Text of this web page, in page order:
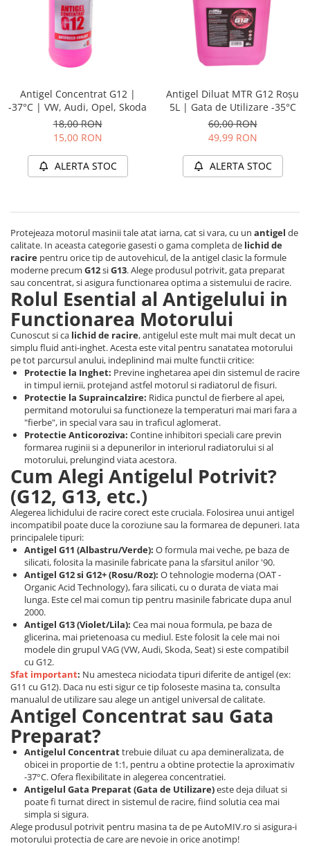
Iluminat Auto
Semnalizari
Faruri Ceata
Proiectoare
Accesorii LED
Becuri Auto
Piese Auto
Amortizoare Capota
Pompa Spalator Parbriz
Accesorii Camioane
Lampi si Proiectoare Camion
Marcaje si Echipamente de
Siguranta
Accesorii Cabina Camion
Echipamente Electrice si
Pneumatice
Echipamente ADR si Utilitare
Uleiuri si Lichide Auto
Aditivi Auto
Aditivi Combustibil
Aditivi Ulei Motor
Aditivi DPF, Sistem Racire si
Servodirectie
Antigel
Spray Curatare Frane
Produse Intretinere si Detailing
Lubrifianti si Spray-uri de Curatare
Curatare si Detailing Interior
Vopsitorie, Chituri si Adezivi
Curatare si Detailing Exterior
Articole Auto Sezoniere
Produse de Iarna
Cabluri Pornire
Produse de Vara
Blog
Antigel Concentrat G12 |
-37°C | VW, Audi, Opel, Skoda
18,00 RON
15,00 RON
ALERTA STOC
Antigel Diluat MTR G12 Roșu
5L | Gata de Utilizare -35°C
60,00 RON
49,99 RON
ALERTA STOC
Protejeaza motorul masinii tale atat iarna, cat si vara, cu un antigel de
calitate. In aceasta categorie gasesti o gama completa de lichid de
racire pentru orice tip de autovehicul, de la antigel clasic la formule
moderne precum G12siG13. Alege produsul potrivit, gata preparat
sau concentrat, si asigura functionarea optima a sistemului de racire.
Rolul Esential al Antigelului in
Functionarea Motorului
Cunoscut si ca lichid de racire, antigelul este mult mai mult decat un
simplu fluid anti-inghet. Acesta este vital pentru sanatatea motorului
pe tot parcursul anului, indeplinind mai multe functii critice:
Protectie la Inghet: Previne inghetarea apei din sistemul de racire
in timpul iernii, protejand astfel motorul si radiatorul de fisuri.
Protectie la Supraincalzire: Ridica punctul de fierbere al apei,
permitand motorului sa functioneze la temperaturi mai mari fara a
"fierbe", in special vara sau in traficul aglomerat.
Protectie Anticoroziva: Contine inhibitori speciali care previn
formarea ruginii si a depunerilor in interiorul radiatorului si al
motorului, prelungind viata acestora.
Cum Alegi Antigelul Potrivit?
(G12, G13, etc.)
Alegerea lichidului de racire corect este cruciala. Folosirea unui antigel
incompatibil poate duce la coroziune sau la formarea de depuneri. Iata
principalele tipuri:
Antigel G11 (Albastru/Verde): O formula mai veche, pe baza de
silicati, folosita la masinile fabricate pana la sfarsitul anilor '90.
Antigel G12 si G12+ (Rosu/Roz): O tehnologie moderna (OAT -
Organic Acid Technology), fara silicati, cu o durata de viata mai
lunga. Este cel mai comun tip pentru masinile fabricate dupa anul
2000.
Antigel G13 (Violet/Lila): Cea mai noua formula, pe baza de
glicerina, mai prietenoasa cu mediul. Este folosit la cele mai noi
modele din grupul VAG (VW, Audi, Skoda, Seat) si este compatibil
cu G12.
Sfat important: Nu amesteca niciodata tipuri diferite de antigel (ex:
G11 cu G12). Daca nu esti sigur ce tip foloseste masina ta, consulta
manualul de utilizare sau alege un antigel universal de calitate.
Antigel Concentrat sau Gata
Preparat?
Antigelul Concentrattrebuie diluat cu apa demineralizata, de
obicei in proportie de 1:1, pentru a obtine protectie la aproximativ
-37°C. Ofera flexibilitate in alegerea concentratiei.
Antigelul Gata Preparat (Gata de Utilizare)este deja diluat si
poate fi turnat direct in sistemul de racire, fiind solutia cea mai
simpla si sigura.
Alege produsul potrivit pentru masina ta de pe AutoMIV.ro si asigura-i
motorului protectia de care are nevoie in orice anotimp!